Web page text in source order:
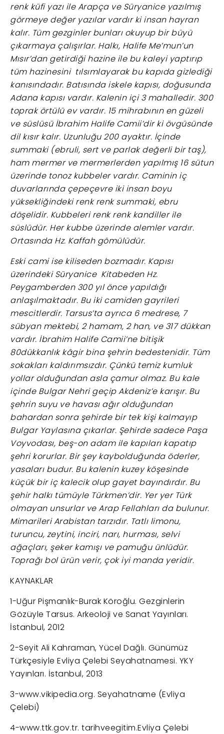
renk küfi yazı ile Arapça ve Süryanice yazılmış
görmeye değer yazılar vardır ki insan hayran
kalır. Tüm gezginler bunları okuyup bir büyü
çıkarmaya çalışırlar. Halkı, Halife Me’mun’un
Mısır’dan getirdiği hazine ile bu kaleyi yaptırıp
tüm hazinesini tılsımlayarak bu kapıda gizlediği
kanısındadır. Batısında iskele kapısı, doğusunda
Adana kapısı vardır. Kalenin içi 3 mahalledir. 300
toprak örtülü ev vardır. 15 mihrabının en güzeli
ve süslüsü İbrahim Halife Camii’dir ki övgüsünde
dil kısır kalır. Uzunluğu 200 ayaktır. İçinde
summaki (ebruli, sert ve parlak değerli bir taş),
ham mermer ve mermerlerden yapılmış 16 sütun
üzerinde tonoz kubbeler vardır. Caminin iç
duvarlarında çepeçevre iki insan boyu
yüksekliğindeki renk renk summaki, ebru
döşelidir. Kubbeleri renk renk kandiller ile
süslüdür. Her kubbe üzerinde alemler vardır.
Ortasında Hz. Kaffah gömülüdür.
Eski cami ise kiliseden bozmadır. Kapısı
üzerindeki Süryanice Kitabeden Hz.
Peygamberden 300 yıl önce yapıldığı
anlaşılmaktadır. Bu iki camiden gayrileri
mescitlerdir. Tarsus’ta ayrıca 6 medrese, 7
sübyan mektebi, 2 hamam, 2 han, ve 317 dükkan
vardır. İbrahim Halife Camii’ne bitişik
80dükkanlık kâgir bina şehrin bedestenidir. Tüm
sokakları kaldırımsızdır. Çünkü temiz kumluk
yollar olduğundan asla çamur olmaz. Bu kale
içinde Bulgar Nehri geçip Akdeniz’e karışır. Bu
şehrin suyu ve havası ağır olduğundan
bahardan sonra şehirde bir tek kişi kalmayıp
Bulgar Yaylasına çıkarlar. Şehirde sadece Paşa
Voyvodası, beş-on adam ile kapıları kapatıp
şehri korurlar. Bir şey kaybolduğunda öderler,
yasaları budur. Bu kalenin kuzey köşesinde
küçük bir iç kalecik olup gayet bayındırdır. Bu
şehir halkı tümüyle Türkmen’dir. Yer yer Türk
olmayan unsurlar ve Arap Fellahları da bulunur.
Mimarileri Arabistan tarzıdır. Tatlı limonu,
turuncu, zeytini, inciri, narı, hurması, selvi
ağaçları, şeker kamışı ve pamuğu ünlüdür.
Toprağı bol ürün verir, çok iyi manda yeridir.
KAYNAKLAR
1-Uğur Pişmanlık-Burak Köroğlu. Gezginlerin
Gözüyle Tarsus. Arkeoloji ve Sanat Yayınları.
İstanbul, 2012
2-Seyit Ali Kahraman, Yücel Dağlı. Günümüz
Türkçesiyle Evliya Çelebi Seyahatnamesi. YKY
Yayınları. İstanbul, 2013
3-www.vikipedia.org. Seyahatname (Evliya
Çelebi)
4-www.ttk.gov.tr. tarihveegitim.Evliya Çelebi